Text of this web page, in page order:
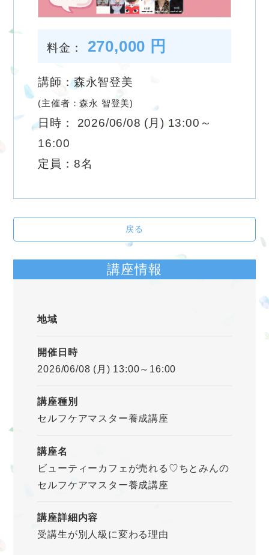
料金： 270,000 円
講師：森永智登美
(主催者：森永 智登美)
日時： 2026/06/08 (月) 13:00～
16:00
定員：8名
戻る
講座情報
地域
開催日時
2026/06/08 (月) 13:00～16:00
講座種別
セルフケアマスター養成講座
講座名
ビューティーカフェが売れる♡ちとみんの
セルフケアマスター養成講座
講座詳細内容
受講生が別人級に変わる理由